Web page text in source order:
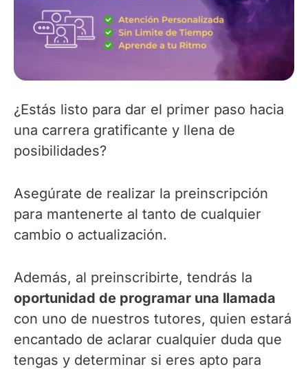
¿Estás listo para dar el primer paso hacia
una carrera gratificante y llena de
posibilidades?
Asegúrate de realizar la preinscripción
para mantenerte al tanto de cualquier
cambio o actualización.
Además, al preinscribirte, tendrás la
oportunidad de programar una llamada
con uno de nuestros tutores, quien estará
encantado de aclarar cualquier duda que
tengas y determinar si eres apto para